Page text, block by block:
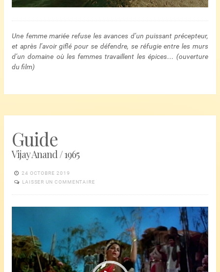
Une femme mariée refuse les avances d’un puissant précepteur,
et après l’avoir giflé pour se défendre, se réfugie entre les murs
d’un domaine où les femmes travaillent les épices… (ouverture
du film)
Guide
Vijay Anand / 1965
24 OCTOBRE 2019
LAISSER UN COMMENTAIRE